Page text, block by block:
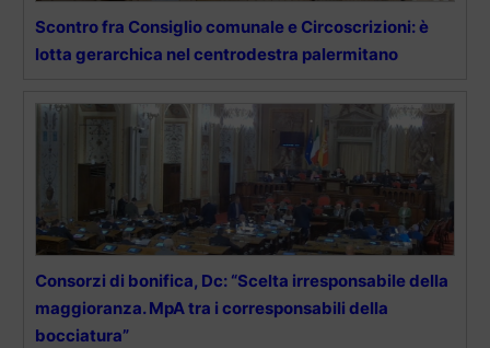
Scontro fra Consiglio comunale e Circoscrizioni: è
lotta gerarchica nel centrodestra palermitano
Consorzi di bonifica, Dc: “Scelta irresponsabile della
maggioranza. MpA tra i corresponsabili della
bocciatura”